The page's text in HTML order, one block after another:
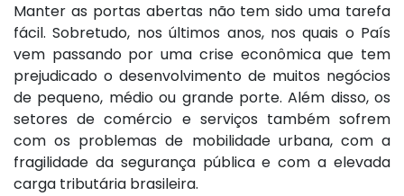
Manter as portas abertas não tem sido uma tarefa
fácil. Sobretudo, nos últimos anos, nos quais o País
vem passando por uma crise econômica que tem
prejudicado o desenvolvimento de muitos negócios
de pequeno, médio ou grande porte. Além disso, os
setores de comércio e serviços também sofrem
com os problemas de mobilidade urbana, com a
fragilidade da segurança pública e com a elevada
carga tributária brasileira.